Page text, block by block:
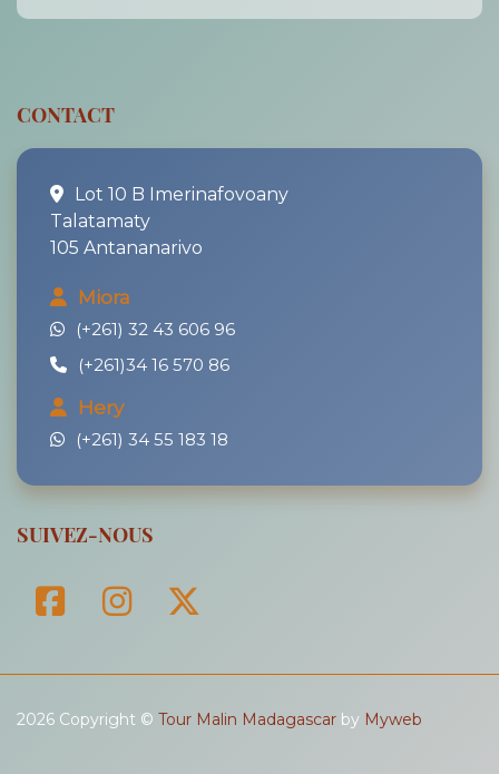
CONTACT
Lot 10 B Imerinafovoany
Talatamaty
105 Antananarivo
Miora
(+261) 32 43 606 96
(+261)34 16 570 86
Hery
(+261) 34 55 183 18
SUIVEZ-NOUS
2026 Copyright © Tour Malin Madagascar by Myweb